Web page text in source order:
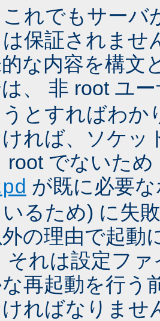
れでもサーバ
保証されませ
な内容を構文
、 非 root ユ
とすればわか
れば、ソケッ
root でないた
が既に必要
いるため) に失
の理由で起動
それは設定フ
再起動を行う
ればなりませ